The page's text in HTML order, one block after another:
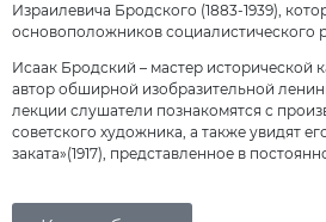
Израилевича Бродского (1883-1939),
основоположников социалистического
Исаак Бродский – мастер исторической
автор обширной изобразительной
лекции слушатели познакомятся с
советского художника, а также увидят
заката»(1917), представленное в